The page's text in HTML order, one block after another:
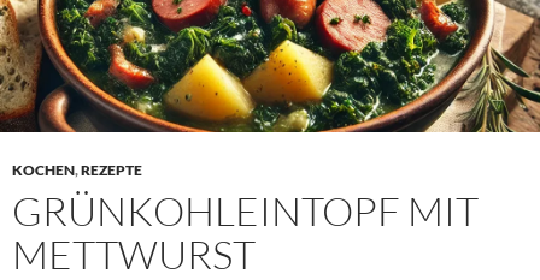
KOCHEN,REZEPTE
GRÜNKOHLEINTOPF MIT
METTWURST